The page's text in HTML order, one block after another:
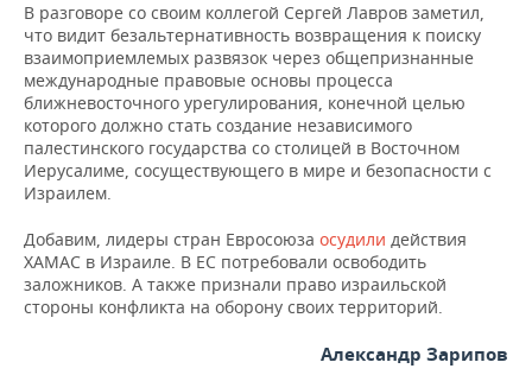
ХОККЕЙ С МЯЧОМ
ПРОИСШЕСТВИЯ
В разговоре со своим коллегой Сергей Лавров заметил,
что видит безальтернативность возвращения к поиску
взаимоприемлемых развязок через общепризнанные
международные правовые основы процесса
ближневосточного урегулирования, конечной целью
которого должно стать создание независимого
палестинского государства со столицей в Восточном
Иерусалиме, сосуществующего в мире и безопасности с
Израилем.
Добавим, лидеры стран Евросоюза осудили действия
ХАМАС в Израиле. В ЕС потребовали освободить
заложников. А также признали право израильской
стороны конфликта на оборону своих территорий.
Александр Зарипов